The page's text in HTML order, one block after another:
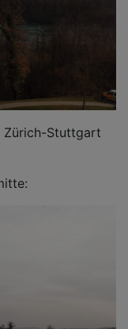
Zürich-Stuttgart